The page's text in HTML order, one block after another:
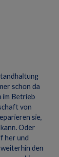
schon da
im Betrieb
von
sie,
Oder
her und
den